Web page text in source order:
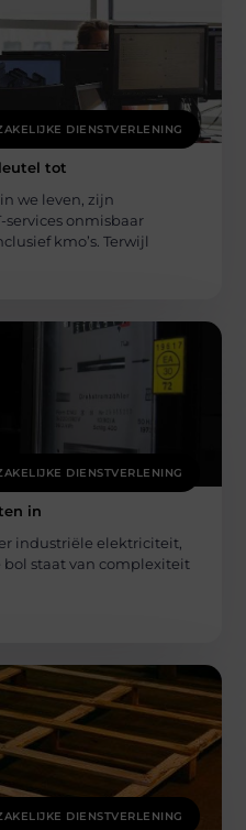
DIENSTVERLENING
tot
we leven, zijn
onmisbaar
kmo’s. Terwijl
DIENSTVERLENING
in
industriële elektriciteit,
staat van complexiteit
DIENSTVERLENING